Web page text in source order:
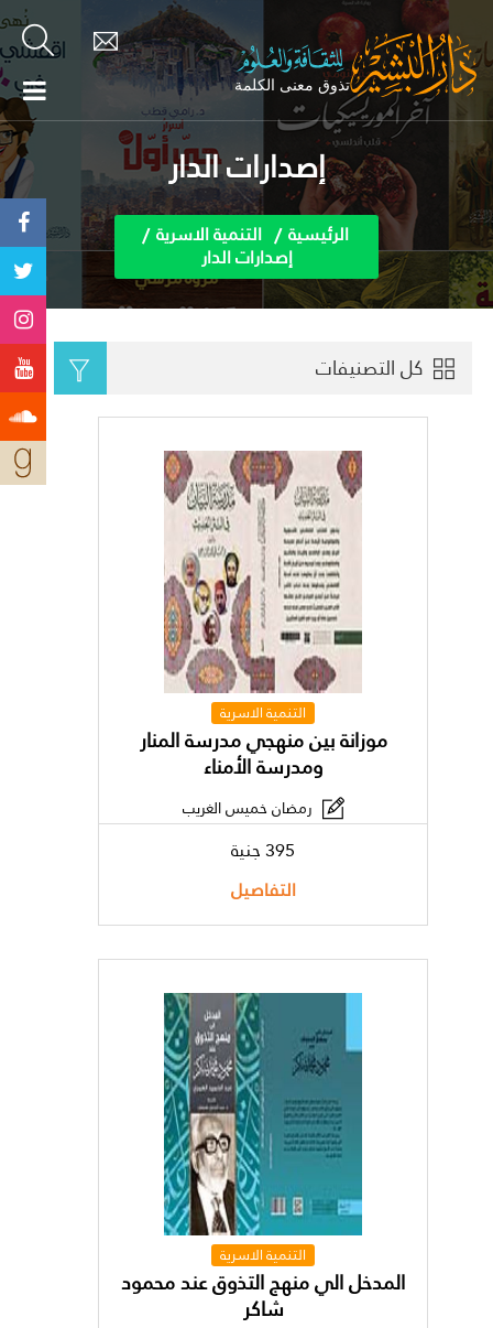
إصدارات الدار
الرئيسية التنمية الاسرية
إصدارات الدار
كل التصنيفات
التنمية الاسرية
موزانة بين منهجي مدرسة المنار
ومدرسة الأمناء
رمضان خميس الغريب
395 جنية
التفاصيل
التنمية الاسرية
المدخل الي منهج التذوق عند محمود
شاكر